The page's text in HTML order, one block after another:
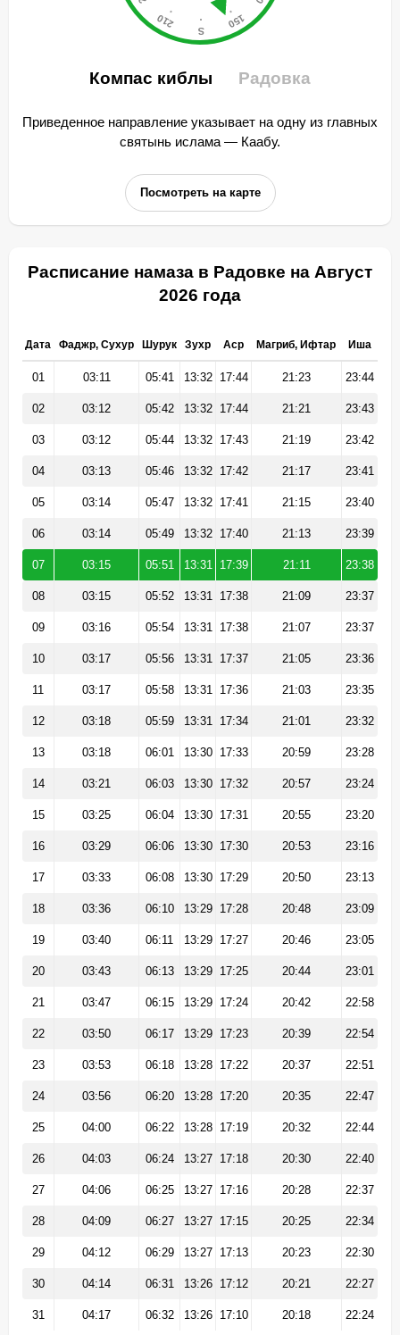
Компас киблы Радовка
Приведенное направление указывает на одну из главных
святынь ислама — Каабу.
Посмотреть на карте
Расписание намаза в Радовке на Август
2026 года
Дата Фаджр, Сухур Шурук Зухр Аср Магриб, Ифтар Иша
01 03:11 05:41 13:32 17:44 21:23 23:44
02 03:12 05:42 13:32 17:44 21:21 23:43
03 03:12 05:44 13:32 17:43 21:19 23:42
04 03:13 05:46 13:32 17:42 21:17 23:41
05 03:14 05:47 13:32 17:41 21:15 23:40
06 03:14 05:49 13:32 17:40 21:13 23:39
07 03:15 05:51 13:31 17:39 21:11 23:38
08 03:15 05:52 13:31 17:38 21:09 23:37
09 03:16 05:54 13:31 17:38 21:07 23:37
10 03:17 05:56 13:31 17:37 21:05 23:36
11 03:17 05:58 13:31 17:36 21:03 23:35
12 03:18 05:59 13:31 17:34 21:01 23:32
13 03:18 06:01 13:30 17:33 20:59 23:28
14 03:21 06:03 13:30 17:32 20:57 23:24
15 03:25 06:04 13:30 17:31 20:55 23:20
16 03:29 06:06 13:30 17:30 20:53 23:16
17 03:33 06:08 13:30 17:29 20:50 23:13
18 03:36 06:10 13:29 17:28 20:48 23:09
19 03:40 06:11 13:29 17:27 20:46 23:05
20 03:43 06:13 13:29 17:25 20:44 23:01
21 03:47 06:15 13:29 17:24 20:42 22:58
22 03:50 06:17 13:29 17:23 20:39 22:54
23 03:53 06:18 13:28 17:22 20:37 22:51
24 03:56 06:20 13:28 17:20 20:35 22:47
25 04:00 06:22 13:28 17:19 20:32 22:44
26 04:03 06:24 13:27 17:18 20:30 22:40
27 04:06 06:25 13:27 17:16 20:28 22:37
28 04:09 06:27 13:27 17:15 20:25 22:34
29 04:12 06:29 13:27 17:13 20:23 22:30
30 04:14 06:31 13:26 17:12 20:21 22:27
31 04:17 06:32 13:26 17:10 20:18 22:24